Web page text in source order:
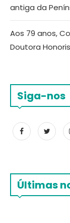
antiga da
Aos 79 anos,
Doutora
Siga-nos
Últimas